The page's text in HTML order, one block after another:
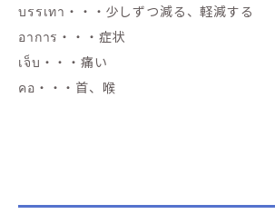
บรรเทา・・・少しずつ減る、軽減する
อาการ・・・症状
เจ็บ・・・痛い
คอ・・・首、喉